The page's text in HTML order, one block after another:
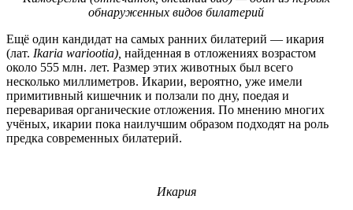
обнаруженных видов билатерий
Ещё один кандидат на самых ранних билатерий — икария
(лат. Ikaria wariootia), найденная в отложениях возрастом
около 555 млн. лет. Размер этих животных был всего
несколько миллиметров. Икарии, вероятно, уже имели
примитивный кишечник и ползали по дну, поедая и
переваривая органические отложения. По мнению многих
учёных, икарии пока наилучшим образом подходят на роль
предка современных билатерий.
Икария